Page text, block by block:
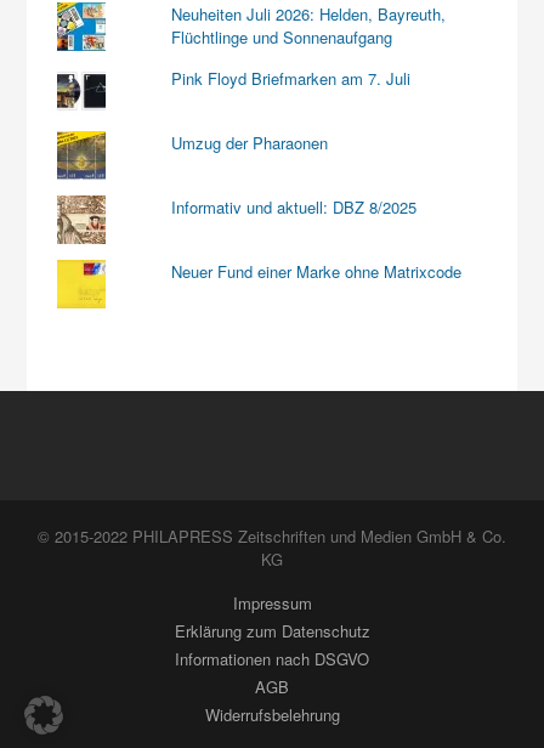
Neuheiten Juli 2026: Helden, Bayreuth,
Flüchtlinge und Sonnenaufgang
Pink Floyd Briefmarken am 7. Juli
Umzug der Pharaonen
Informativ und aktuell: DBZ 8/2025
Neuer Fund einer Marke ohne Matrixcode
© 2015-2022 PHILAPRESS Zeitschriften und Medien GmbH & Co.
KG
Impressum
Erklärung zum Datenschutz
Informationen nach DSGVO
AGB
Widerrufsbelehrung